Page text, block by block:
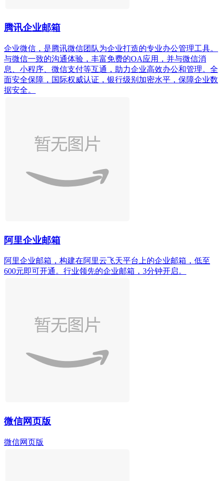
腾讯企业邮箱
企业微信，是腾讯微信团队为企业打造的专业办公管理工具。
与微信一致的沟通体验，丰富免费的OA应用，并与微信消
息、小程序、微信支付等互通，助力企业高效办公和管理。全
面安全保障，国际权威认证，银行级别加密水平，保障企业数
据安全。
阿里企业邮箱
阿里企业邮箱，构建在阿里云飞天平台上的企业邮箱，低至
600元即可开通。行业领先的企业邮箱，3分钟开启。
微信网页版
微信网页版